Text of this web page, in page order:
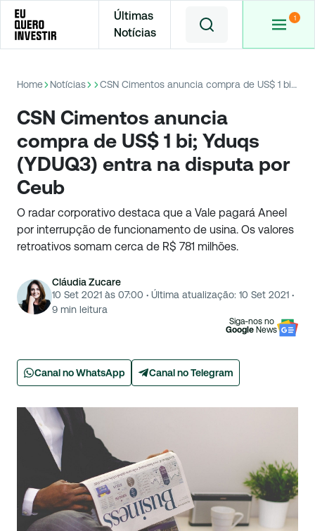
Últimas
Notícias
Home Notícias CSN Cimentos anuncia compra de US$ 1 bi; Yduqs (YDUQ3) entra na disputa por Ceub
CSN Cimentos anuncia
compra de US$ 1 bi; Yduqs
(YDUQ3) entra na disputa por
Ceub
O radar corporativo destaca que a Vale pagará Aneel
por interrupção de funcionamento de usina. Os valores
retroativos somam cerca de R$ 781 milhões.
Cláudia Zucare
10 Set 2021 às 07:00 · Última atualização: 10 Set 2021 ·
9 min leitura
Siga-nos no
Google News
Canal no WhatsApp Canal no Telegram